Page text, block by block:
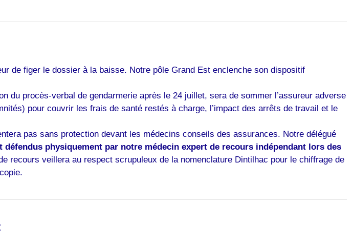
de figer le dossier à la baisse. Notre pôle Grand Est enclenche son dispositif
du procès-verbal de gendarmerie après le 24 juillet, sera de sommer l’assureur adverse
pour couvrir les frais de santé restés à charge, l’impact des arrêts de travail et le
pas sans protection devant les médecins conseils des assurances. Notre délégué
défendus physiquement par notre médecin expert de recours indépendant lors des
recours veillera au respect scrupuleux de la nomenclature Dintilhac pour le chiffrage de